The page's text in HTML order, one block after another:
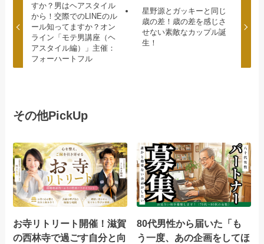
すか？男はヘアスタイル
から！交際でのLINEのル
ール知ってますか？オン
ライン「モテ男講座（ヘ
アスタイル編）」主催：
フォーハートフル
星野源とガッキーと同じ
歳の差！歳の差を感じさ
せない素敵なカップル誕
生！
その他PickUp
お寺リトリート開催！滋賀
の西林寺で過ごす自分と向
80代男性から届いた「も
う一度、あの企画をしてほ